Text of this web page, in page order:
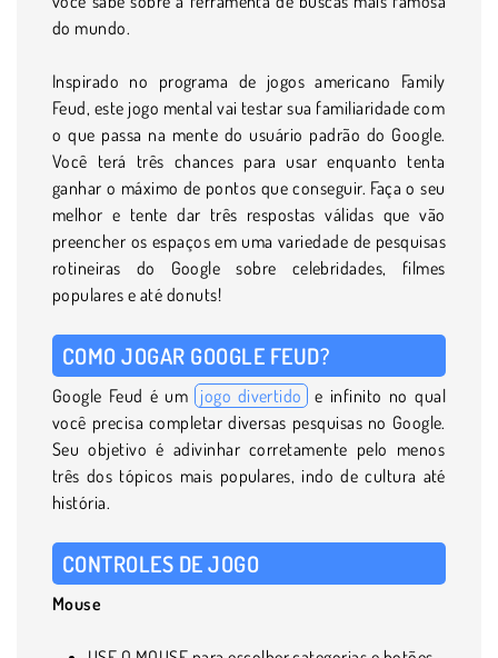
do mundo.
Inspirado no programa de jogos americano Family
Feud, este jogo mental vai testar sua familiaridade com
o que passa na mente do usuário padrão do Google.
Você terá três chances para usar enquanto tenta
ganhar o máximo de pontos que conseguir. Faça o seu
melhor e tente dar três respostas válidas que vão
preencher os espaços em uma variedade de pesquisas
rotineiras do Google sobre celebridades, filmes
populares e até donuts!
COMO JOGAR GOOGLE FEUD?
Google Feud é um jogo divertido e infinito no qual
você precisa completar diversas pesquisas no Google.
Seu objetivo é adivinhar corretamente pelo menos
três dos tópicos mais populares, indo de cultura até
história.
CONTROLES DE JOGO
Mouse